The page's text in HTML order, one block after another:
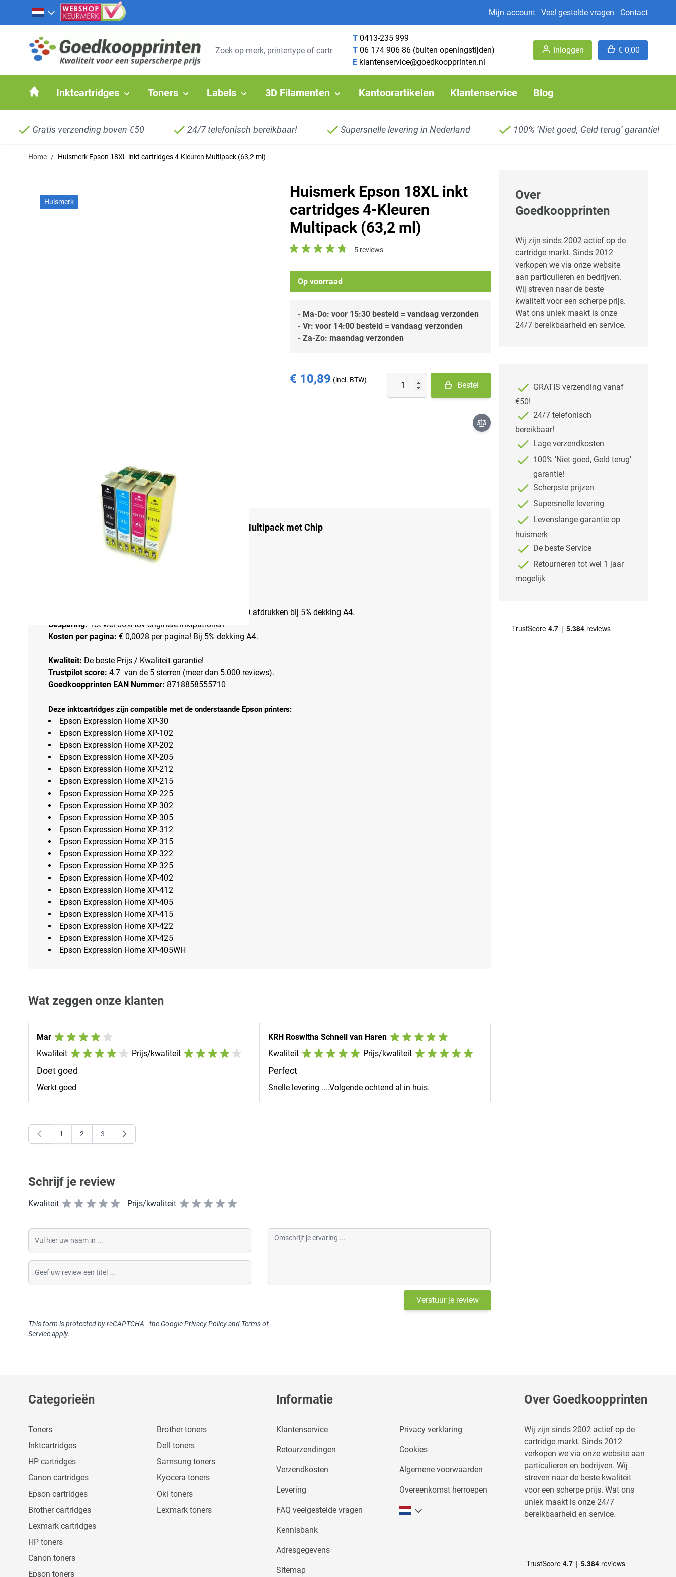
Ga naar de inhoud
Mijn account Veel gestelde vragen Contact
T 0413-235 999
T 06 174 906 86 (buiten openingstijden)
E klantenservice@goedkoopprinten.nl
Inloggen € 0,00
Inktcartridges Toners Labels 3D Filamenten Kantoorartikelen Klantenservice Blog
Gratis verzending boven €50 24/7 telefonisch bereikbaar! Supersnelle levering in Nederland 100% ‘Niet goed, Geld terug’ garantie!
Home / Huismerk Epson 18XL inkt cartridges 4-Kleuren Multipack (63,2 ml)
Huismerk
Huismerk Epson 18XL inkt
cartridges 4-Kleuren
Multipack (63,2 ml)
5 reviews
Op voorraad
- Ma-Do: voor 15:30 besteld = vandaag verzonden
- Vr: voor 14:00 besteld = vandaag verzonden
- Za-Zo: maandag verzonden
€ 10,89 Aantal
Bestel
Omschrijving
Huismerk Epson 18XL inkt cartridges 4-Kleuren Multipack met Chip
Nieuw (newbuild).
Geeft inkt niveau nauwkeurig weer.
Zwart 740 en Kleuren C/M/Y 3 x1.020 afdrukken bij 5% dekking A4.
Besparing: Tot wel 86% tov originele inktpatronen
Kosten per pagina: € 0,0028 per pagina! Bij 5% dekking A4.
Kwaliteit: De beste Prijs / Kwaliteit garantie!
Trustpilot score: 4.7 van de 5 sterren (meer dan 5.000 reviews).
Goedkoopprinten EAN Nummer: 8718858555710
Deze inktcartridges zijn compatible met de onderstaande Epson printers:
Epson Expression Home XP-30
Epson Expression Home XP-102
Epson Expression Home XP-202
Epson Expression Home XP-205
Epson Expression Home XP-212
Epson Expression Home XP-215
Epson Expression Home XP-225
Epson Expression Home XP-302
Epson Expression Home XP-305
Epson Expression Home XP-312
Epson Expression Home XP-315
Epson Expression Home XP-322
Epson Expression Home XP-325
Epson Expression Home XP-402
Epson Expression Home XP-412
Epson Expression Home XP-405
Epson Expression Home XP-415
Epson Expression Home XP-422
Epson Expression Home XP-425
Epson Expression Home XP-405WH
Wat zeggen onze klanten
Mar
Kwaliteit
Prijs/kwaliteit
Doet goed
Werkt goed
KRH Roswitha Schnell van Haren
Kwaliteit
Prijs/kwaliteit
Perfect
Snelle levering ....Volgende ochtend al in huis.
U lees momenteel pagina
1
Pagina
2
Pagina
3
Schrijf je review
Kwaliteit Prijs/kwaliteit
Vul hier uw naam in
Geef uw review een titel
Omschrijf je ervaring
Verstuur je review
This form is protected by reCAPTCHA - the Google Privacy Policyand Terms of
Serviceapply.
Over
Goedkoopprinten
Wij zijn sinds 2002 actief op de
cartridge markt. Sinds 2012
verkopen we via onze website
aan particulieren en bedrijven.
Wij streven naar de beste
kwaliteit voor een scherpe prijs.
Wat ons uniek maakt is onze
24/7 bereikbaarheid en service.
GRATIS verzending vanaf
€50!
24/7 telefonisch
bereikbaar!
Lage verzendkosten
100% 'Niet goed, Geld terug'
garantie!
Scherpste prijzen
Supersnelle levering
Levenslange garantie op
huismerk
De beste Service
Retourneren tot wel 1 jaar
mogelijk
Categorieën
Toners
Inktcartridges
HP cartridges
Canon cartridges
Epson cartridges
Brother cartridges
Lexmark cartridges
HP toners
Canon toners
Epson toners
Brother toners
Dell toners
Samsung toners
Kyocera toners
Oki toners
Lexmark toners
Informatie
Klantenservice
Retourzendingen
Verzendkosten
Levering
FAQ veelgestelde vragen
Kennisbank
Adresgegevens
Sitemap
Privacy verklaring
Cookies
Algemene voorwaarden
Overeenkomst herroepen
Over Goedkoopprinten
Wij zijn sinds 2002 actief op de
cartridge markt. Sinds 2012
verkopen we via onze website aan
particulieren en bedrijven. Wij
streven naar de beste kwaliteit
voor een scherpe prijs. Wat ons
uniek maakt is onze 24/7
bereikbaarheid en service.